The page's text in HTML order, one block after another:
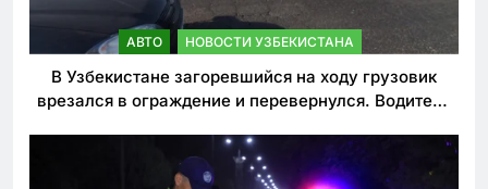
АВТО НОВОСТИ УЗБЕКИСТАНА
В Узбекистане загоревшийся на ходу грузовик
врезался в ограждение и перевернулся. Водитель